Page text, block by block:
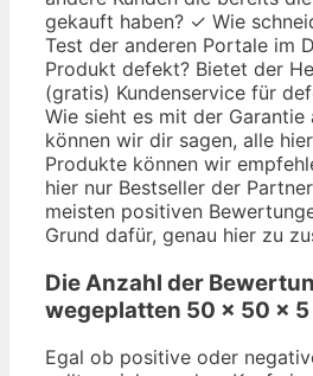
gekauft haben? ✓ Wie
Test der anderen Portale im
Produkt defekt? Bietet der
(gratis) Kundenservice für
Wie sieht es mit der Garantie
können wir dir sagen, alle
Produkte können wir
hier nur Bestseller der
meisten positiven
Grund dafür, genau hier zu
Die Anzahl der
wegeplatten 50 x 50 x 5
Egal ob positive oder